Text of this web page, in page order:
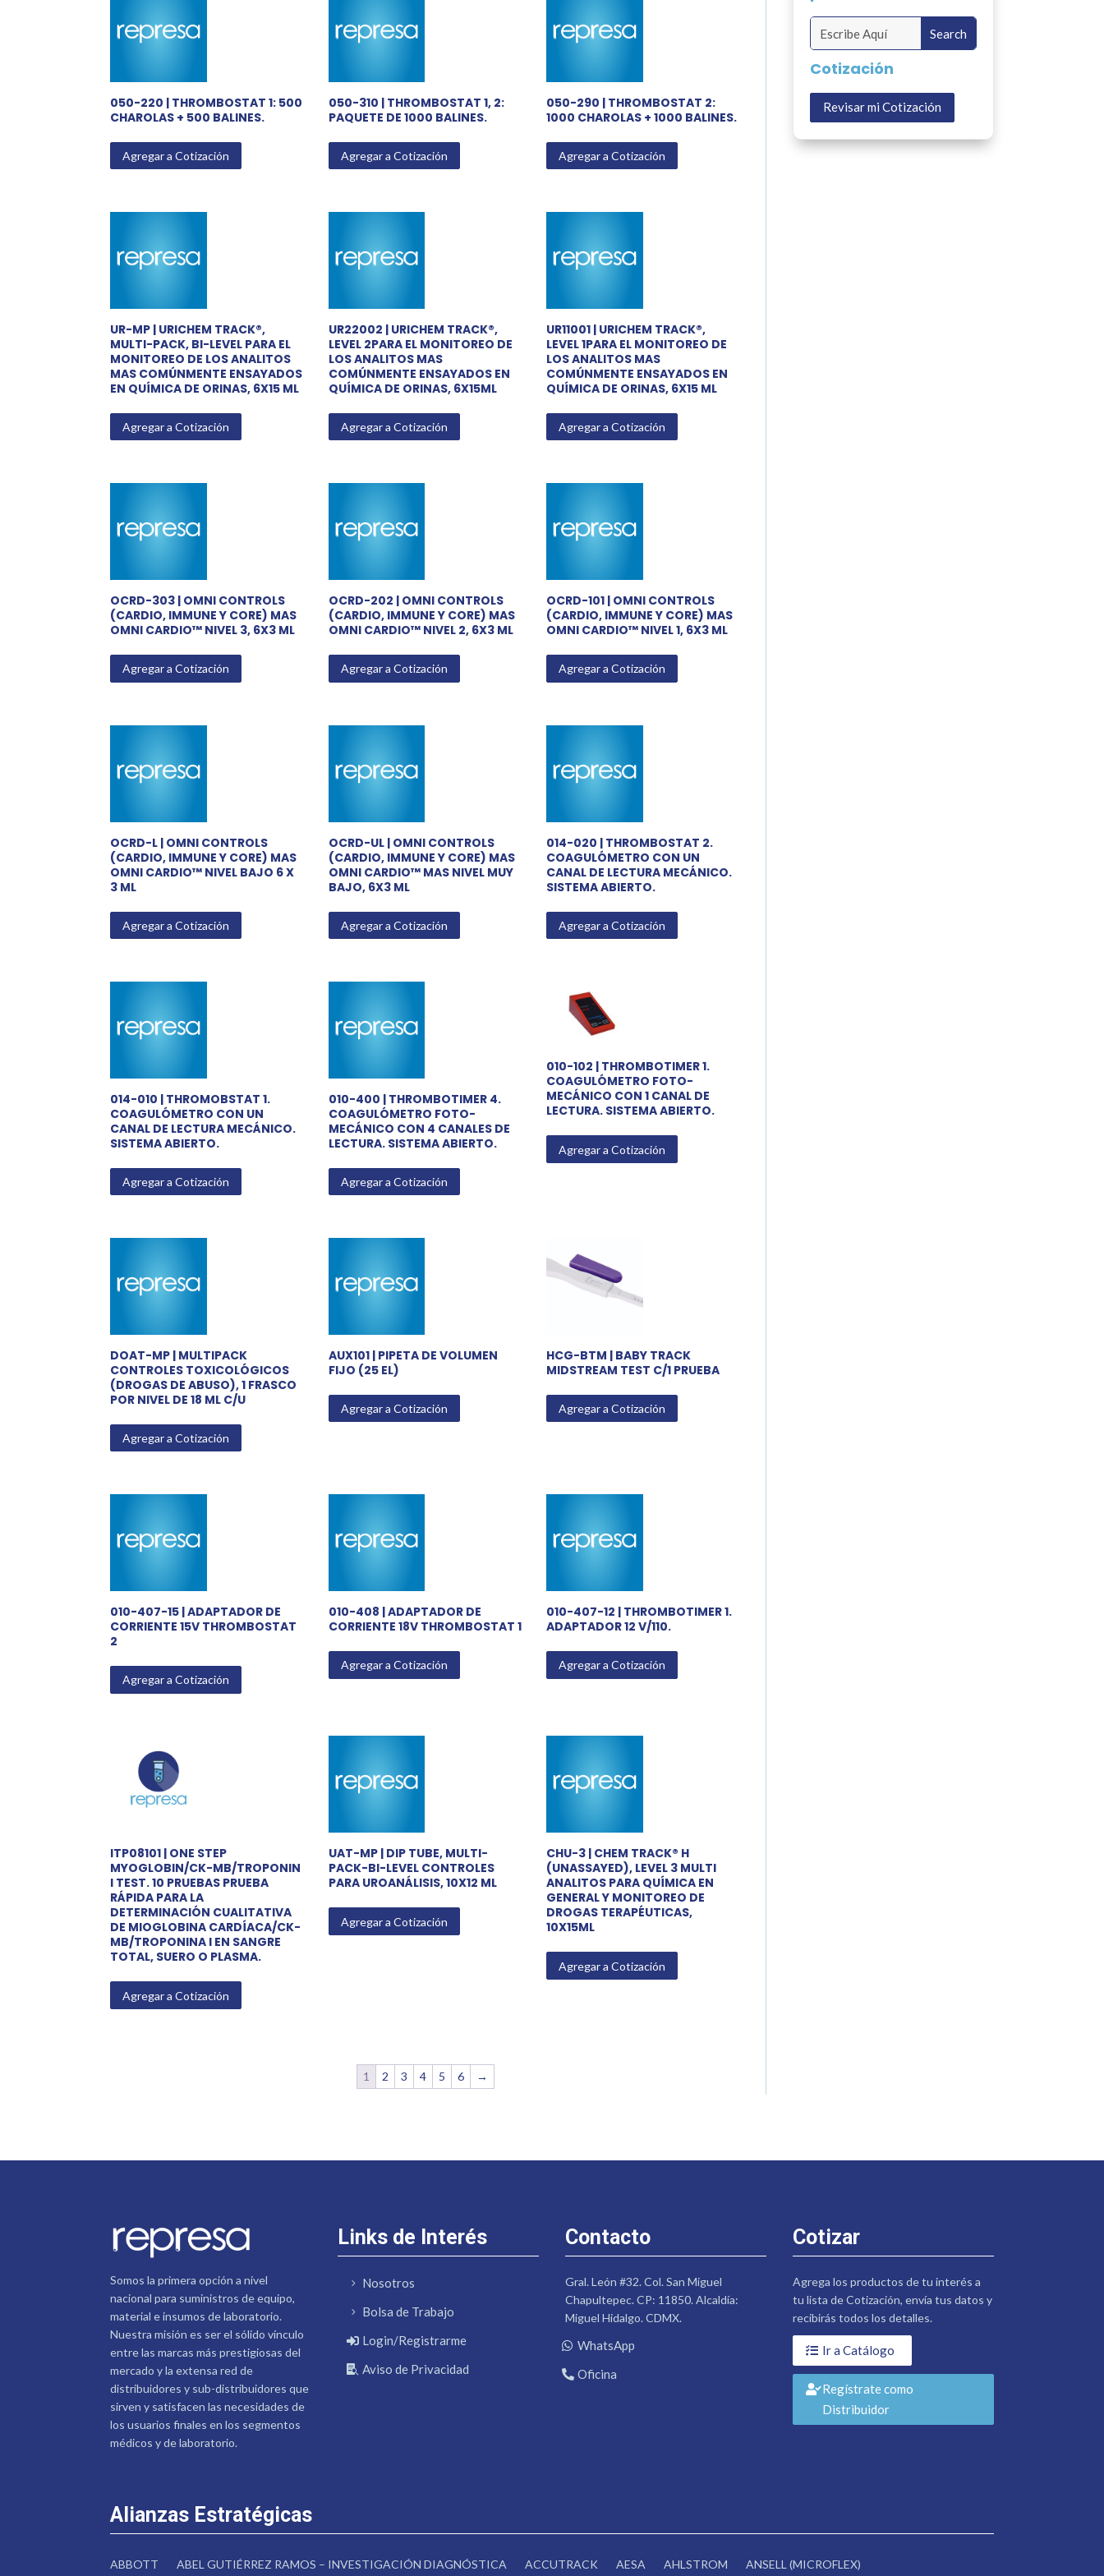
050-220 | THROMBOSTAT 1: 500
CHAROLAS + 500 BALINES.
Agregar a Cotización
050-310 | THROMBOSTAT 1, 2:
PAQUETE DE 1000 BALINES.
Agregar a Cotización
050-290 | THROMBOSTAT 2:
1000 CHAROLAS + 1000 BALINES.
Agregar a Cotización
UR-MP | URICHEM TRACK®,
MULTI-PACK, BI-LEVEL PARA EL
MONITOREO DE LOS ANALITOS
MAS COMÚNMENTE ENSAYADOS
EN QUÍMICA DE ORINAS, 6X15 ML
Agregar a Cotización
UR22002 | URICHEM TRACK®,
LEVEL 2PARA EL MONITOREO DE
LOS ANALITOS MAS
COMÚNMENTE ENSAYADOS EN
QUÍMICA DE ORINAS, 6X15ML
Agregar a Cotización
UR11001 | URICHEM TRACK®,
LEVEL 1PARA EL MONITOREO DE
LOS ANALITOS MAS
COMÚNMENTE ENSAYADOS EN
QUÍMICA DE ORINAS, 6X15 ML
Agregar a Cotización
OCRD-303 | OMNI CONTROLS
(CARDIO, IMMUNE Y CORE) MAS
OMNI CARDIO™ NIVEL 3, 6X3 ML
Agregar a Cotización
OCRD-202 | OMNI CONTROLS
(CARDIO, IMMUNE Y CORE) MAS
OMNI CARDIO™ NIVEL 2, 6X3 ML
Agregar a Cotización
OCRD-101 | OMNI CONTROLS
(CARDIO, IMMUNE Y CORE) MAS
OMNI CARDIO™ NIVEL 1, 6X3 ML
Agregar a Cotización
OCRD-L | OMNI CONTROLS
(CARDIO, IMMUNE Y CORE) MAS
OMNI CARDIO™ NIVEL BAJO 6 X
3 ML
Agregar a Cotización
OCRD-UL | OMNI CONTROLS
(CARDIO, IMMUNE Y CORE) MAS
OMNI CARDIO™ MAS NIVEL MUY
BAJO, 6X3 ML
Agregar a Cotización
014-020 | THROMBOSTAT 2.
COAGULÓMETRO CON UN
CANAL DE LECTURA MECÁNICO.
SISTEMA ABIERTO.
Agregar a Cotización
014-010 | THROMOBSTAT 1.
COAGULÓMETRO CON UN
CANAL DE LECTURA MECÁNICO.
SISTEMA ABIERTO.
Agregar a Cotización
010-400 | THROMBOTIMER 4.
COAGULÓMETRO FOTO-
MECÁNICO CON 4 CANALES DE
LECTURA. SISTEMA ABIERTO.
Agregar a Cotización
010-102 | THROMBOTIMER 1.
COAGULÓMETRO FOTO-
MECÁNICO CON 1 CANAL DE
LECTURA. SISTEMA ABIERTO.
Agregar a Cotización
DOAT-MP | MULTIPACK
CONTROLES TOXICOLÓGICOS
(DROGAS DE ABUSO), 1 FRASCO
POR NIVEL DE 18 ML C/U
Agregar a Cotización
AUX101 | PIPETA DE VOLUMEN
FIJO (25 EL)
Agregar a Cotización
HCG-BTM | BABY TRACK
MIDSTREAM TEST C/1 PRUEBA
Agregar a Cotización
010-407-15 | ADAPTADOR DE
CORRIENTE 15V THROMBOSTAT
2
Agregar a Cotización
010-408 | ADAPTADOR DE
CORRIENTE 18V THROMBOSTAT 1
Agregar a Cotización
010-407-12 | THROMBOTIMER 1.
ADAPTADOR 12 V/110.
Agregar a Cotización
ITP08101 | ONE STEP
MYOGLOBIN/CK-MB/TROPONIN
I TEST. 10 PRUEBAS PRUEBA
RÁPIDA PARA LA
DETERMINACIÓN CUALITATIVA
DE MIOGLOBINA CARDÍACA/CK-
MB/TROPONINA I EN SANGRE
TOTAL, SUERO O PLASMA.
Agregar a Cotización
UAT-MP | DIP TUBE, MULTI-
PACK-BI-LEVEL CONTROLES
PARA UROANÁLISIS, 10X12 ML
Agregar a Cotización
CHU-3 | CHEM TRACK® H
(UNASSAYED), LEVEL 3 MULTI
ANALITOS PARA QUÍMICA EN
GENERAL Y MONITOREO DE
DROGAS TERAPÉUTICAS,
10X15ML
Agregar a Cotización
1 2 3 4 5 6 →
Cotización
Revisar mi Cotización
Somos la primera opción a nivel
nacional para suministros de equipo,
material e insumos de laboratorio.
Nuestra misión es ser el sólido vínculo
entre las marcas más prestigiosas del
mercado y la extensa red de
distribuidores y sub-distribuidores que
sirven y satisfacen las necesidades de
los usuarios finales en los segmentos
médicos y de laboratorio.
Links de Interés
Nosotros
Bolsa de Trabajo
Login/Registrarme
Aviso de Privacidad
Contacto
Gral. León #32. Col. San Miguel
Chapultepec. CP: 11850. Alcaldía:
Miguel Hidalgo. CDMX.
WhatsApp
Oficina
Cotizar
Agrega los productos de tu interés a
tu lista de Cotización, envía tus datos y
recibirás todos los detalles.
Ir a Catálogo
Regístrate como
Distribuidor
Alianzas Estratégicas
ABBOTT ABEL GUTIÉRREZ RAMOS – INVESTIGACIÓN DIAGNÓSTICA ACCUTRACK AESA AHLSTROM ANSELL (MICROFLEX)